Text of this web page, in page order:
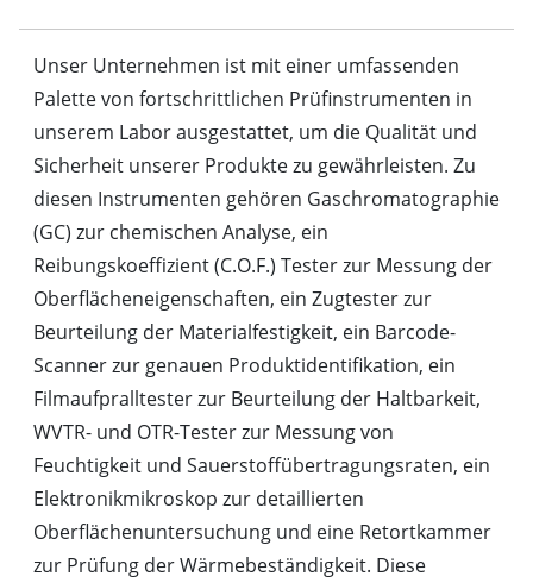
Unser Unternehmen ist mit einer umfassenden
Palette von fortschrittlichen Prüfinstrumenten in
unserem Labor ausgestattet, um die Qualität und
Sicherheit unserer Produkte zu gewährleisten. Zu
diesen Instrumenten gehören Gaschromatographie
(GC) zur chemischen Analyse, ein
Reibungskoeffizient (C.O.F.) Tester zur Messung der
Oberflächeneigenschaften, ein Zugtester zur
Beurteilung der Materialfestigkeit, ein Barcode-
Scanner zur genauen Produktidentifikation, ein
Filmaufpralltester zur Beurteilung der Haltbarkeit,
WVTR- und OTR-Tester zur Messung von
Feuchtigkeit und Sauerstoffübertragungsraten, ein
Elektronikmikroskop zur detaillierten
Oberflächenuntersuchung und eine Retortkammer
zur Prüfung der Wärmebeständigkeit. Diese